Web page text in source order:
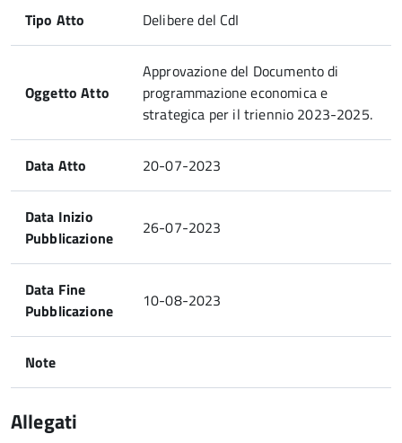
Tipo Atto Delibere del CdI
Oggetto Atto
Approvazione del Documento di
programmazione economica e
strategica per il triennio 2023-2025.
Data Atto 20-07-2023
Data Inizio
Pubblicazione
26-07-2023
Data Fine
Pubblicazione
10-08-2023
Note
Allegati